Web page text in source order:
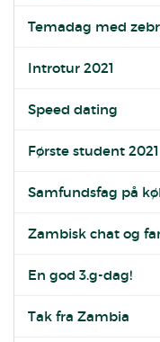
Temadag med
Introtur 2021
Speed dating
Første student 2021
Samfundsfag på
Zambisk chat og
En god 3.g-dag!
Tak fra Zambia